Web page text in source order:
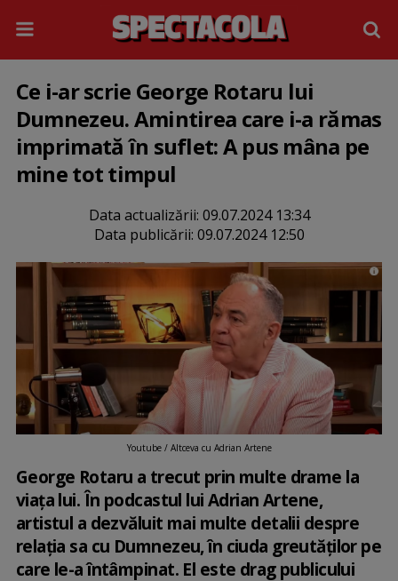
Ce i-ar scrie George Rotaru lui
Dumnezeu. Amintirea care i-a rămas
imprimată în suflet: A pus mâna pe
mine tot timpul
Data actualizării: 09.07.2024 13:34
Data publicării: 09.07.2024 12:50
Youtube / Altceva cu Adrian Artene
George Rotaru a trecut prin multe drame la
viața lui. În podcastul lui Adrian Artene,
artistul a dezvăluit mai multe detalii despre
relația sa cu Dumnezeu, în ciuda greutăților pe
care le-a întâmpinat. El este drag publicului